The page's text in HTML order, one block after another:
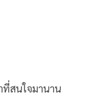
ที่สนใจมานาน